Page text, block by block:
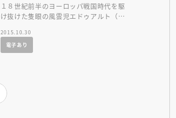
１８世紀前半のヨーロッパ戦国時代を駆
け抜けた隻眼の風雲児エドゥアルト（エ
ちた生涯。
2015.10.30
電子あり